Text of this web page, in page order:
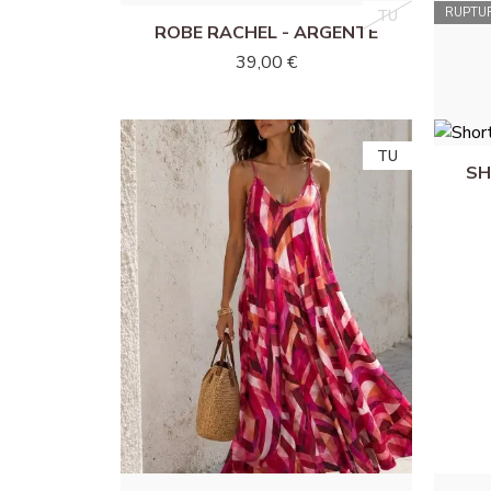
TU
ROBE RACHEL - ARGENTÉ
39,00 €
TU
TU
TU